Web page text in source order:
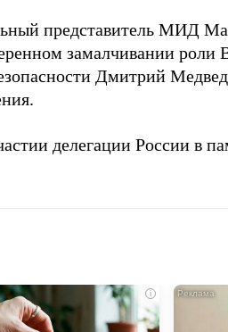
представитель МИД
замалчивании роли
Дмитрий
делегации России в
i